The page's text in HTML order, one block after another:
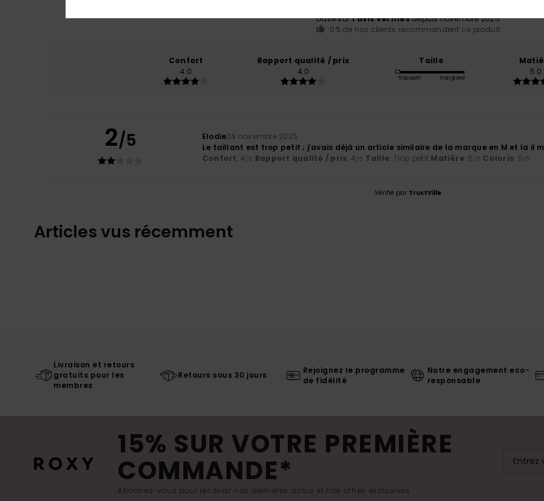
basé sur1 avis vérifiésdepuis novembre 2025
0% de nos clients recommandent ce produit
Confort
4.0
Rapport qualité / prix
4.0
Taille
Trop petit Trop grand
5.0
2/5 Elodie24 novembre 2025
Le taillant est trop petit ; j’avais déjà un article similaire de la marque en M et la il
Confort: 4/5 Rapport qualité / prix: 4/5 Taille: Trop petit Matière: 5 /5 Coloris: 5/5
Vérifié par TrustVille
Articles vus récemment
Livraison et retours
gratuits pour les
membres
Retours sous 30 jours
Rejoignez le programme
de fidélité
Notre engagement eco-
responsable
15% SUR VOTRE PREMIÈRE
COMMANDE*
Abonnez-vous pour recevoir nos dernières actus et nos offres exclusives.